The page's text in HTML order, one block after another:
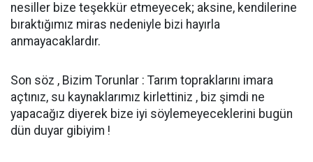
nesiller bize teşekkür etmeyecek; aksine, kendilerine
bıraktığımız miras nedeniyle bizi hayırla
anmayacaklardır.
Son söz , Bizim Torunlar : Tarım topraklarını imara
açtınız, su kaynaklarımız kirlettiniz , biz şimdi ne
yapacağız diyerek bize iyi söylemeyeceklerini bugün
dün duyar gibiyim !